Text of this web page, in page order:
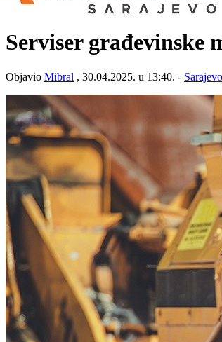
Serviser građevinske
Objavio Mibral , 30.04.2025. u 13:40. - Sarajevo